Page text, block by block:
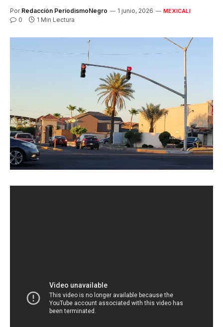
Por Redacción PeriodismoNegro 1 junio, 2026 MEXICALI
0 1 Min Lectura